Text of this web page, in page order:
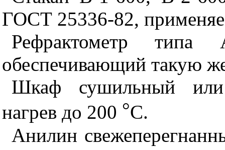
ГОСТ 25336-82,
Рефрактометр
обеспечивающий такую
Шкаф сушильный или
нагрев до 200 °С.
Анилин